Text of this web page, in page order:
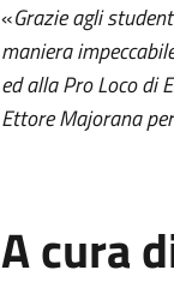
«Grazie agli
maniera
ed alla Pro Loco di
Ettore Majorana
A cura